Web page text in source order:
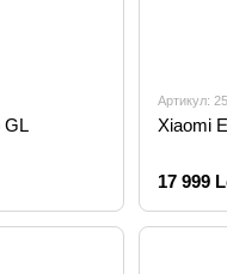
GL
Артикул:
Xiaomi
17 999